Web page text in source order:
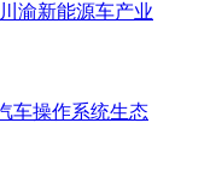
渝新能源车产业
车操作系统生态